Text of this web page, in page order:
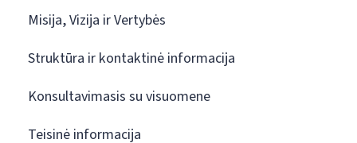
Misija, Vizija ir Vertybės
Struktūra ir kontaktinė informacija
Konsultavimasis su visuomene
Teisinė informacija